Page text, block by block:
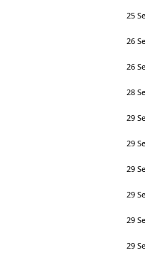
25
26
26
28
29
29
29
29
29
29